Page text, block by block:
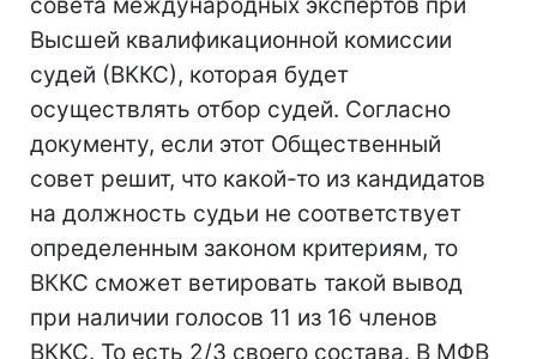
Высшей квалификационной комиссии
судей (ВККС), которая будет
осуществлять отбор судей. Согласно
документу, если этот Общественный
совет решит, что какой-то из кандидатов
на должность судьи не соответствует
определенным законом критериям, то
ВККС сможет ветировать такой вывод
при наличии голосов 11 из 16 членов
ВККС. То есть 2/3 своего состава. В МФВ